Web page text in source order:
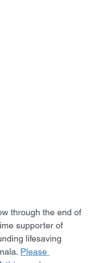
through the end of
supporter of
lifesaving
Please